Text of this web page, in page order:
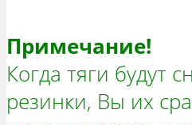
Примечание!
Когда тяги будут
резинки, Вы их